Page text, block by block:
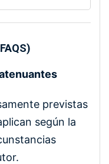
previstas
según la